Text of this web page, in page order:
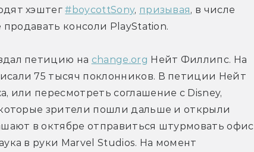
хэштег #boycottSony, призывая, в числе
консоли PlayStation.
петицию на change.org Нейт Филлипс. На
75 тысяч поклонников. В петиции Нейт
или пересмотреть соглашение с Disney,
зрители пошли дальше и открыли
в октябре отправиться штурмовать офис
в руки Marvel Studios. На момент